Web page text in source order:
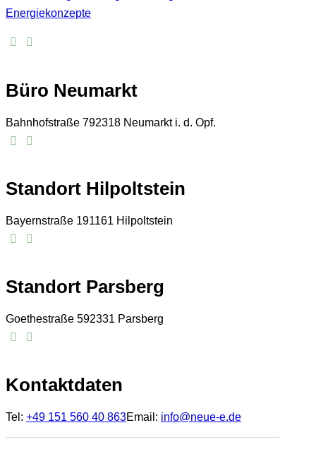
Büro Neumarkt
Bahnhofstraße 792318 Neumarkt i. d. Opf.
Standort Hilpoltstein
Bayernstraße 191161 Hilpoltstein
Standort Parsberg
Goethestraße 592331 Parsberg
Kontaktdaten
Tel: +49 151 560 40 863Email: info@neue-e.de